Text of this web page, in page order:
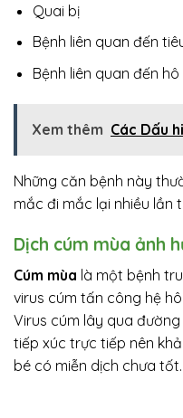
Quai bị
Bệnh liên quan đến
Bệnh liên quan đến hô
Xem thêm Các Dấu
Những căn bệnh này
mắc đi mắc lại nhiều lần
Dịch cúm mùa ảnh
Cúm mùa là một bệnh
virus cúm tấn công hệ
Virus cúm lây qua
tiếp xúc trực tiếp nên
bé có miễn dịch chưa tốt.